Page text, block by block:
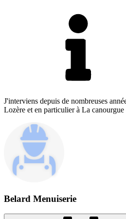
J'interviens depuis de nombreuses
Lozère et en particulier à La canourgue
Belard Menuiserie